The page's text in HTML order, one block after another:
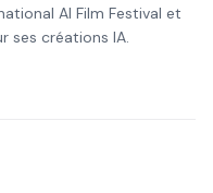
AI Film Festival et
ses créations IA.